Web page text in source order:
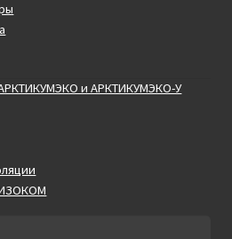
и АРКТИКУМЭКО-У